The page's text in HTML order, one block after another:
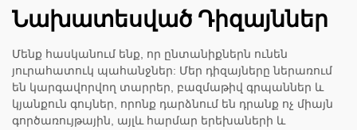
Նախատեսված Դիզայններ
Մենք հասկանում ենք, որ ընտանիքներն ունեն
յուրահատուկ պահանջներ: Մեր դիզայները ներառում
են կարգավորվող տարրեր, բազմաթիվ գրպաններ և
կյանքուն գույներ, որոնք դարձնում են դրանք ոչ միայն
գործառույթային, այլև հարմար երեխաների և